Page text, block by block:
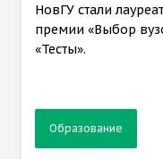
НовГУ стали
премии «Выбор
«Тесты».
Образование